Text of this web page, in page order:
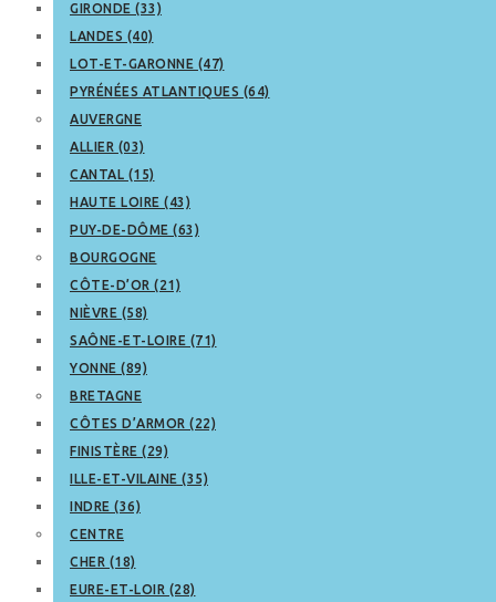
GIRONDE (33)
LANDES (40)
LOT-ET-GARONNE (47)
PYRÉNÉES ATLANTIQUES (64)
AUVERGNE
ALLIER (03)
CANTAL (15)
HAUTE LOIRE (43)
PUY-DE-DÔME (63)
BOURGOGNE
CÔTE-D’OR (21)
NIÈVRE (58)
SAÔNE-ET-LOIRE (71)
YONNE (89)
BRETAGNE
CÔTES D’ARMOR (22)
FINISTÈRE (29)
ILLE-ET-VILAINE (35)
INDRE (36)
CENTRE
CHER (18)
EURE-ET-LOIR (28)